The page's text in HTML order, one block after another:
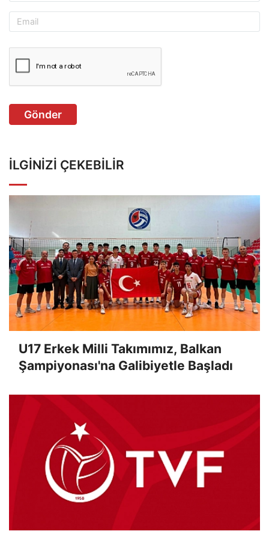
Gönder
İLGINIZI ÇEKEBILIR
U17 Erkek Milli Takımımız, Balkan
Şampiyonası'na Galibiyetle Başladı